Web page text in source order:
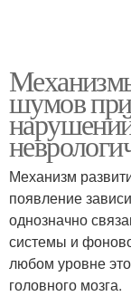
шумов при
Механизм
появление
однозначно
системы и
любом уровне
головного мозга.